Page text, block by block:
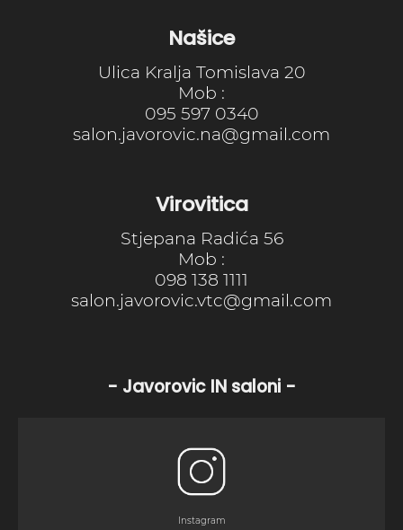
Našice
Ulica Kralja Tomislava 20
Mob :
095 597 0340
salon.javorovic.na@gmail.com
Virovitica
Stjepana Radića 56
Mob :
098 138 1111
salon.javorovic.vtc@gmail.com
- Javorovic IN saloni -
Instagram